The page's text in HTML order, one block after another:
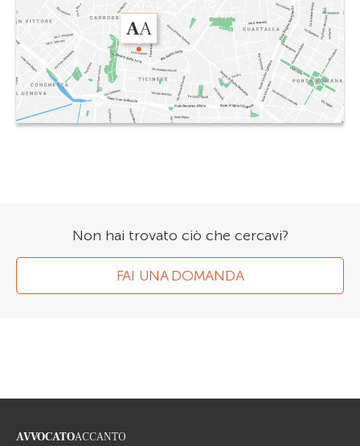
Non hai trovato ciò che cercavi?
FAI UNA DOMANDA
AVVOCATOACCANTO